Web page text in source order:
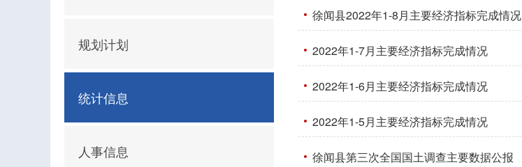
规划计划
统计信息
人事信息
徐闻县2022年1-8月主要经济指标完成情况
2022年1-7月主要经济指标完成情况
2022年1-6月主要经济指标完成情况
2022年1-5月主要经济指标完成情况
徐闻县第三次全国国土调查主要数据公报